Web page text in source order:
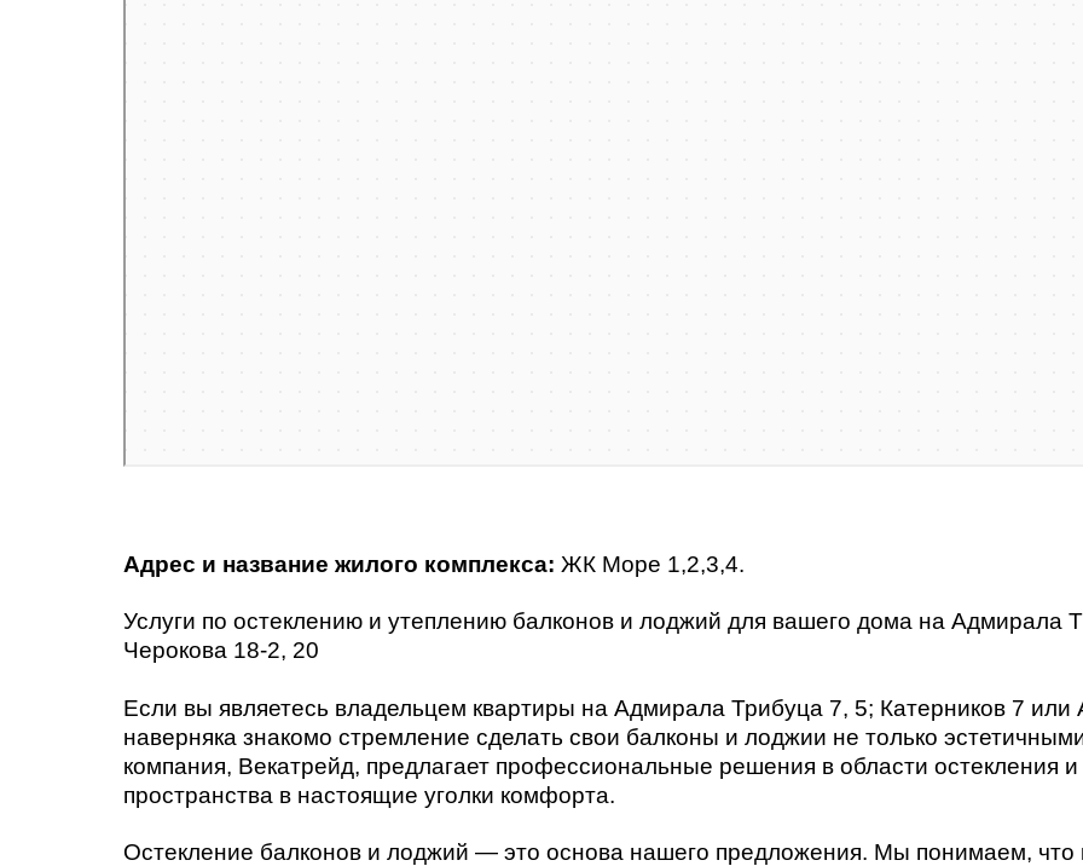
Адрес и название жилого комплекса: ЖК Море 1,2,3,4.
Услуги по остеклению и утеплению балконов и лоджий для вашего дома на Адмирала
Черокова 18-2, 20
Если вы являетесь владельцем квартиры на Адмирала Трибуца 7, 5; Катерников 7
наверняка знакомо стремление сделать свои балконы и лоджии не только
компания, Векатрейд, предлагает профессиональные решения в области остекления
пространства в настоящие уголки комфорта.
Остекление балконов и лоджий — это основа нашего предложения. Мы понимаем, что